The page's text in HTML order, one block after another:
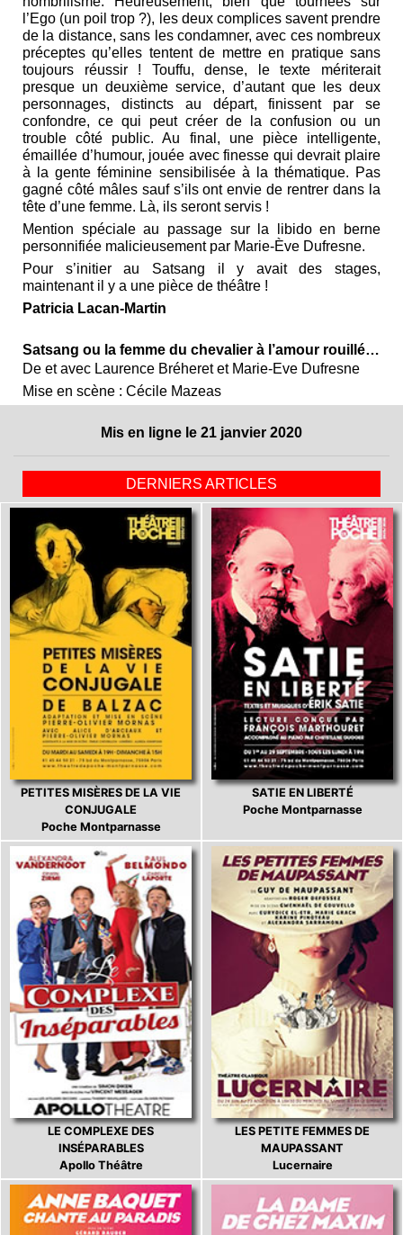
l’Ego (un poil trop ?), les deux complices savent prendre
de la distance, sans les condamner, avec ces nombreux
préceptes qu’elles tentent de mettre en pratique sans
toujours réussir ! Touffu, dense, le texte mériterait
presque un deuxième service, d’autant que les deux
personnages, distincts au départ, finissent par se
confondre, ce qui peut créer de la confusion ou un
trouble côté public. Au final, une pièce intelligente,
émaillée d’humour, jouée avec finesse qui devrait plaire
à la gente féminine sensibilisée à la thématique. Pas
gagné côté mâles sauf s’ils ont envie de rentrer dans la
tête d’une femme. Là, ils seront servis !
Mention spéciale au passage sur la libido en berne
personnifiée malicieusement par Marie-Ève Dufresne.
Pour s’initier au Satsang il y avait des stages,
maintenant il y a une pièce de théâtre !
Patricia Lacan-Martin
Satsang ou la femme du chevalier à l’amour rouillé…
De et avec Laurence Bréheret et Marie-Eve Dufresne
Mise en scène : Cécile Mazeas
Mis en ligne le 21 janvier 2020
DERNIERS ARTICLES
PETITES MISÈRES DE LA VIE
CONJUGALE
Poche Montparnasse
SATIE EN LIBERTÉ
Poche Montparnasse
LE COMPLEXE DES
INSÉPARABLES
Apollo Théâtre
LES PETITE FEMMES DE
MAUPASSANT
Lucernaire